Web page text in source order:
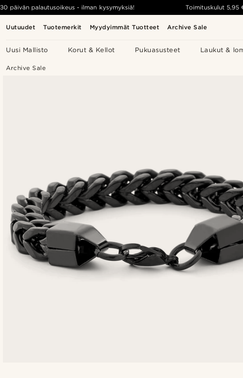
Uutuudet Tuotemerkit Myydyimmät Tuotteet Archive Sale
Uusi Mallisto Korut & Kellot Pukuasusteet Laukut &
30 päivän palautusoikeus - ilman kysymyksiä! Toimituskulut 5,95
Archive Sale